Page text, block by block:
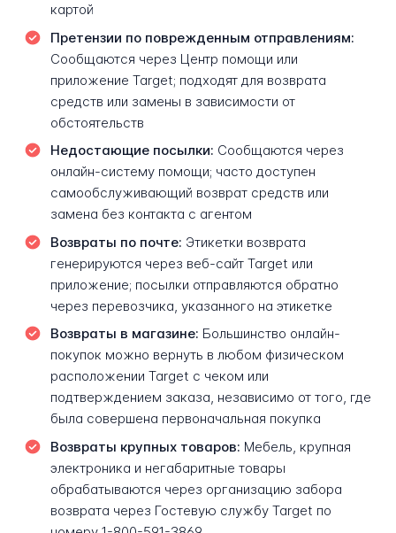
картой
Претензии по поврежденным отправлениям:
Сообщаются через Центр помощи или
приложение Target; подходят для возврата
средств или замены в зависимости от
обстоятельств
Недостающие посылки: Сообщаются через
онлайн-систему помощи; часто доступен
самообслуживающий возврат средств или
замена без контакта с агентом
Возвраты по почте: Этикетки возврата
генерируются через веб-сайт Target или
приложение; посылки отправляются обратно
через перевозчика, указанного на этикетке
Возвраты в магазине: Большинство онлайн-
покупок можно вернуть в любом физическом
расположении Target с чеком или
подтверждением заказа, независимо от того, где
была совершена первоначальная покупка
Возвраты крупных товаров: Мебель, крупная
электроника и негабаритные товары
обрабатываются через организацию забора
возврата через Гостевую службу Target по